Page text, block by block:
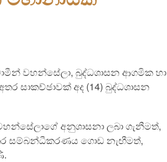
වහන්සේලා, බුද්ධශාසන ආගමික හා
සාකච්ඡාවක් අද (14) බුද්ධශාසන
අනුශාසනා ලබා ගැනීමත්,
සම්බන්ධීකරණය ගොඩ නැඟීමත්,